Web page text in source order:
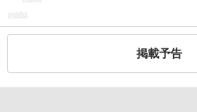
エコの観点から簡易包装でのお届けと
商品改善のため、予告なく仕様を変更
掲載予告